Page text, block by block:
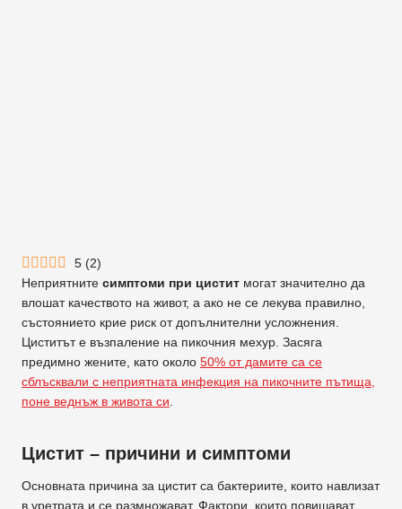
5 (2)
Неприятните симптоми при цистит могат значително да
влошат качеството на живот, а ако не се лекува правилно,
състоянието крие риск от допълнителни усложнения.
Циститът е възпаление на пикочния мехур. Засяга
предимно жените, като около 50% от дамите са се
сблъсквали с неприятната инфекция на пикочните пътища,
поне веднъж в живота си
Цистит – причини и симптоми
Основната причина за цистит са бактериите, които навлизат
в уретрата и се размножават. Фактори, които повишават